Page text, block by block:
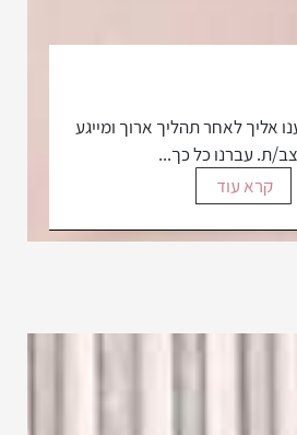
אליך לאחר תהליך ארוך ומייגע
ת. עברנו כל כך...
קרא עוד